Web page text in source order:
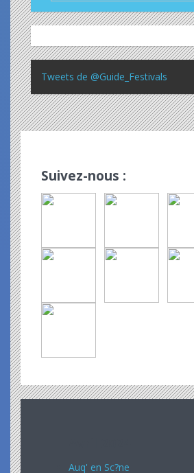
Tweets de @Guide_Festivals
Suivez-nous :
Auq' en Sc?ne